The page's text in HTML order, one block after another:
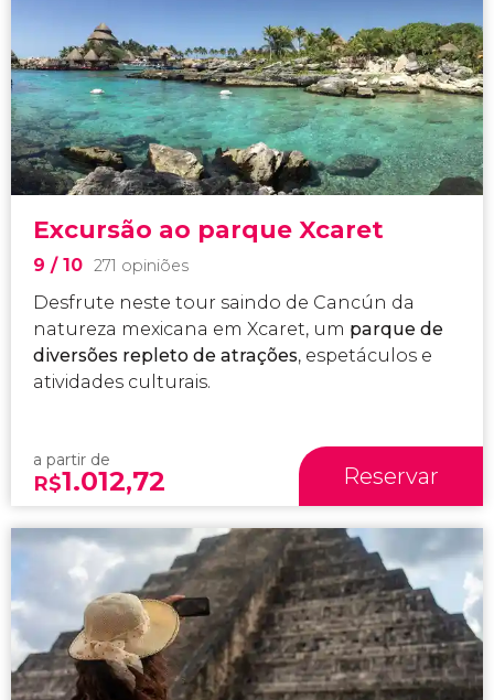
Excursão ao parque Xcaret
9 / 10 271 opiniões
Desfrute neste tour saindo de Cancún da
natureza mexicana em Xcaret, um parque de
diversões repleto de atrações, espetáculos e
atividades culturais.
a partir de
R$1.012,72 Reservar